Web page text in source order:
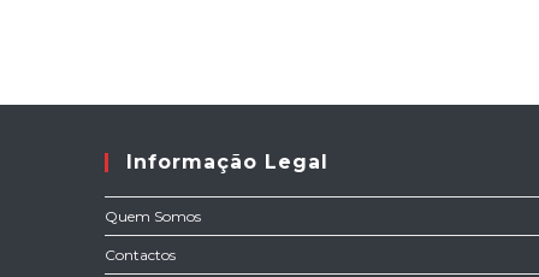
Informação Legal
Quem Somos
Contactos